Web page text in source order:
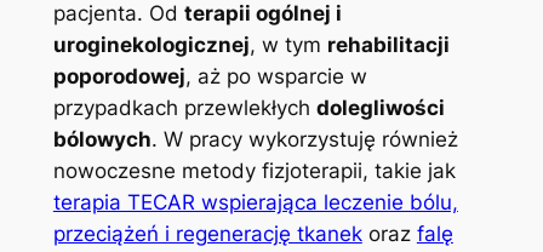
pacjenta. Od terapii ogólnej i
uroginekologicznej, w tym rehabilitacji
poporodowej, aż po wsparcie w
przypadkach przewlekłych dolegliwości
bólowych. W pracy wykorzystuję również
nowoczesne metody fizjoterapii, takie jak
terapia TECAR wspierająca leczenie bólu,
przeciążeń i regenerację tkanekoraz falę